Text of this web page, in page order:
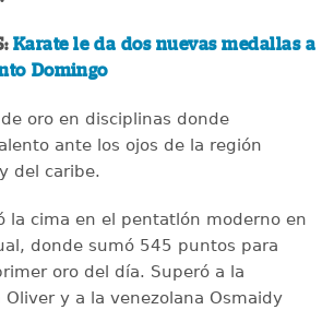
Karate le da dos nuevas medallas a
Domingo
oro en disciplinas donde
ante los ojos de la región
del caribe.
la cima en el pentatlón moderno en
donde sumó 545 puntos para
oro del día. Superó a la
Oliver y a la venezolana Osmaidy